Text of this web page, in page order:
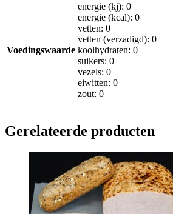
Voedingswaarde
energie (kj): 0
energie (kcal): 0
vetten: 0
vetten (verzadigd): 0
koolhydraten: 0
suikers: 0
vezels: 0
eiwitten: 0
zout: 0
Gerelateerde producten